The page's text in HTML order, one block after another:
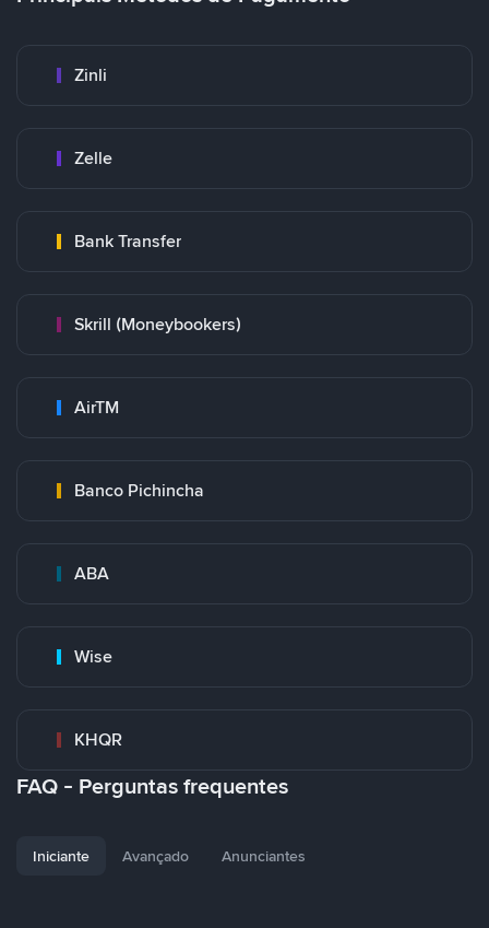
Zinli
Zelle
Bank Transfer
Skrill (Moneybookers)
AirTM
Banco Pichincha
ABA
Wise
KHQR
FAQ - Perguntas frequentes
Iniciante Avançado Anunciantes